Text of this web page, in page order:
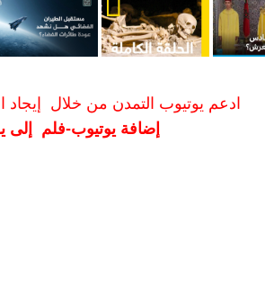
ادعم يوتيوب التمدن من خلال إيجاد
إضافة يوتيوب-فلم إلى